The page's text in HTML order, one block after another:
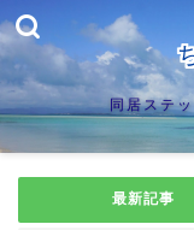
同居ステ
最新記事